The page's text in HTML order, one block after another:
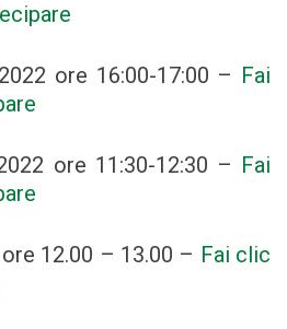
ore 16:00-17:00 – Fai
ore 11:30-12:30 – Fai
12.00 – 13.00 – Fai clic